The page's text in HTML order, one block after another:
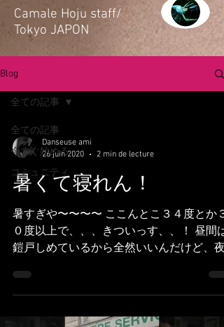
​Camale Hoju staff/
Tokyo JAPON
Blog
全ての記事
今すぐ始める
コミュニティ
全ての記事
Danseuse ami
26 juin 2020
2 min de lecture
暑くて寝れん！
暑すぎや〜〜〜〜 ここんとこ３４度とか３
０度以上で、、、きついっす、、！ 昼間は
鎧戸しめているから全然いいんだけど、夜
バシ入って来ちゃうけど窓開けたいし、あ
＝＝＝＝＝＝、、、 夜は暑いは蚊はいるわ
で２日間連続で寝不足だす。。。...